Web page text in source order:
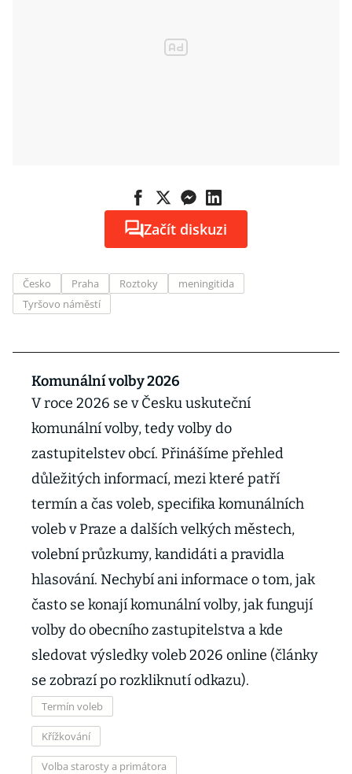
Začít diskuzi
Česko Praha Roztoky
meningitida
Tyršovo náměstí
Komunální volby 2026
V roce 2026 se v Česku uskuteční
komunální volby, tedy volby do
zastupitelstev obcí. Přinášíme přehled
důležitých informací, mezi které patří
termín a čas voleb, specifika komunálních
voleb v Praze a dalších velkých městech,
volební průzkumy, kandidáti a pravidla
hlasování. Nechybí ani informace o tom, jak
často se konají komunální volby, jak fungují
volby do obecního zastupitelstva a kde
sledovat výsledky voleb 2026 online (články
se zobrazí po rozkliknutí odkazu).
Termín voleb
Křížkování
Volba starosty a primátora